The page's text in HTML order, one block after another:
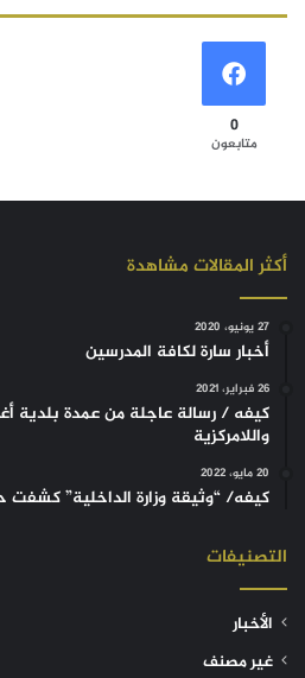
0
متابعون
أكثر المقالات مشاهدة
27 يونيو، 2020
أخبار سارة لكافة المدرسين
26 فبراير، 2021
كيفه / رسالة عاجلة من عمدة بلدية
واللامركزية
20 مايو، 2022
كيفه/ “وثيقة وزارة الداخلية”
التصنيفات
الأخبار
غير مصنف